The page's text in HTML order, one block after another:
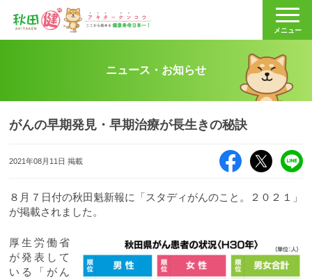
メニュー
ニュース・お知らせ
がんの早期発見・早期治療が長生きの秘訣
2021年08月11日 掲載
Facebook X（旧
８月７日付の秋田魁新報に「スタディがんのこと。２０２１」
が掲載されました。
厚生労働省
が発表して
いる「がん